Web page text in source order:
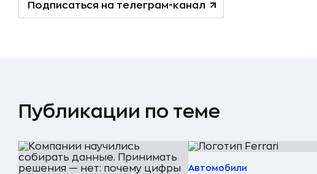
Подписаться на телеграм-канал
Публикации по теме
Автомобили